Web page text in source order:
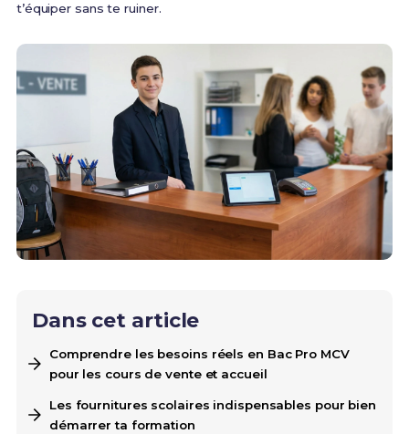
t’équiper sans te ruiner.
Dans cet article
Comprendre les besoins réels en Bac Pro MCV
pour les cours de vente et accueil
Les fournitures scolaires indispensables pour bien
démarrer ta formation